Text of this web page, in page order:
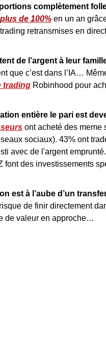
complètement
de 100% en un an
retransmises en
de l’argent à leur
que c’est dans l’IA…
trading Robinhood pour
entière le pari est
ont acheté des meme
sociaux). 43% ont
avec de l'argent
font des investissements
est à l’aube d’un
de finir directement
de valeur en approche…